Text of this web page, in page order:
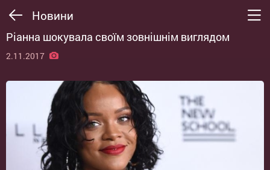
Новини
Ріанна шокувала своїм зовнішнім виглядом
2.11.2017